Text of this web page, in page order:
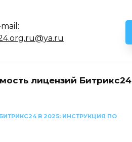
лицензий Битрикс24
В 2025: ИНСТРУКЦИЯ ПО